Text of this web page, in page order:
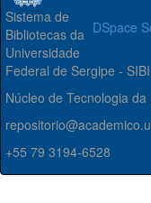
DSpace
Sistema de
Bibliotecas da
Universidade
Federal de Sergipe -
Núcleo de Tecnologia
+55 79 3194-6528